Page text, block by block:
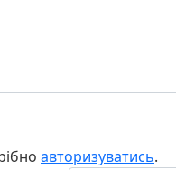
авторизуватись.